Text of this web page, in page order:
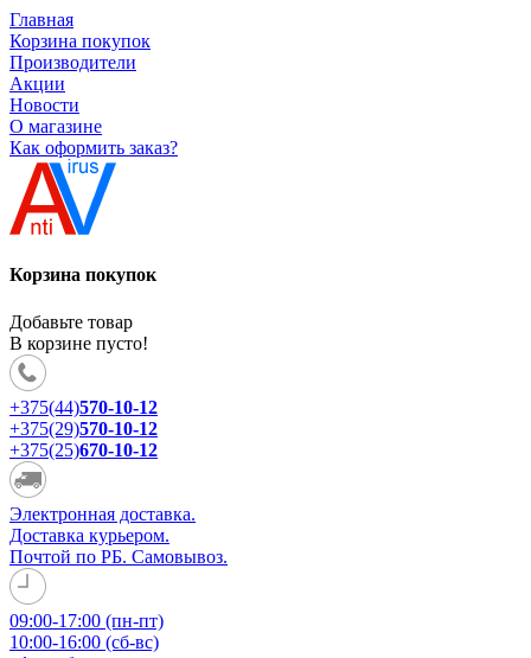
Главная
Корзина покупок
Производители
Акции
Новости
О магазине
Как оформить заказ?
Корзина покупок
Добавьте товар
В корзине пусто!
+375(44)570-10-12
+375(29)570-10-12
+375(25)670-10-12
Электронная доставка.
Доставка курьером.
Почтой по РБ. Самовывоз.
09:00-17:00 (пн-пт)
10:00-16:00 (сб-вс)